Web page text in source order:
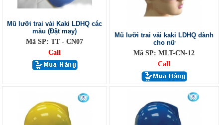
Mũ lưỡi trai vải Kaki LDHQ các
màu (Đặt may)
Mã SP: TT - CN07
Call
Mũ lưỡi trai vải kaki LDHQ dành
cho nữ
Mã SP: MLT-CN-12
Call